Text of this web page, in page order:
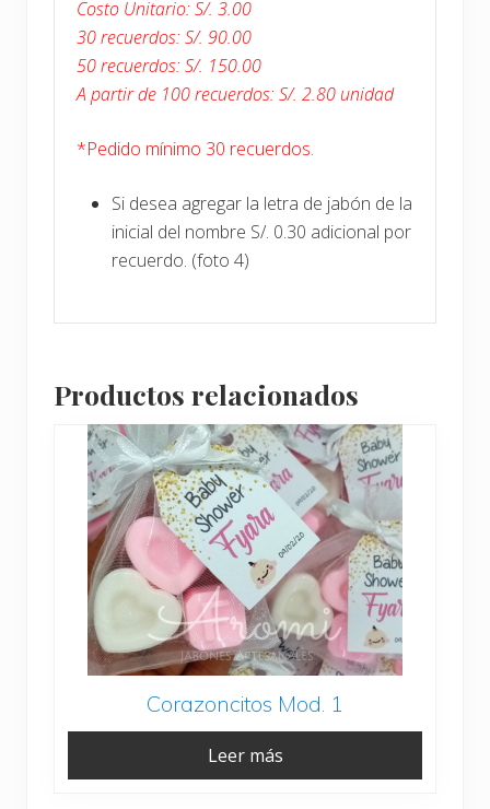
Costo Unitario: S/. 3.00
30 recuerdos: S/. 90.00
50 recuerdos: S/. 150.00
A partir de 100 recuerdos: S/. 2.80 unidad
*Pedido mínimo 30 recuerdos.
Si desea agregar la letra de jabón de la
inicial del nombre S/. 0.30 adicional por
recuerdo. (foto 4)
Productos relacionados
Corazoncitos Mod. 1
Leer más